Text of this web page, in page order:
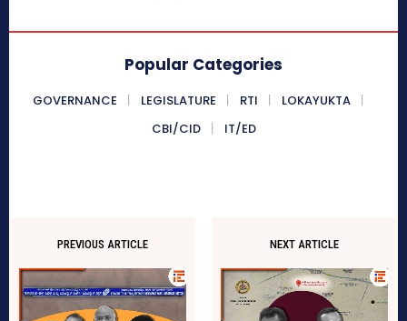
Popular Categories
GOVERNANCE LEGISLATURE RTI
LOKAYUKTA
CBI/CID
IT/ED
PREVIOUS ARTICLE NEXT ARTICLE